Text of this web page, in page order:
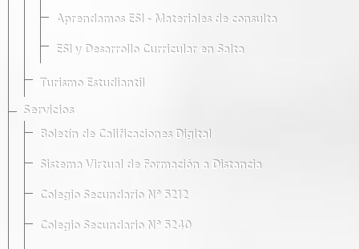
Aprendamos ESI - Materiales de consulta
ESI y Desarrollo Curricular en Salta
Turismo Estudiantil
Servicios
Boletín de Calificaciones Digital
Sistema Virtual de Formación a Distancia
Colegio Secundario Nº 5212
Colegio Secundario Nº 5240